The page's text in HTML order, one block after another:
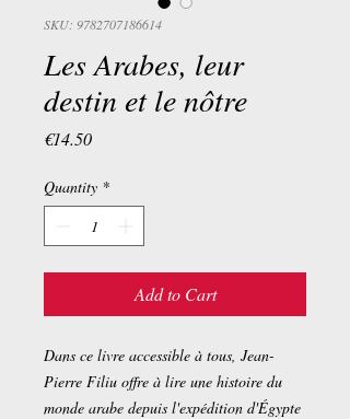
SKU: 9782707186614
Les Arabes, leur
destin et le nôtre
€14.50Price
Quantity *
Add to Cart
Dans ce livre accessible à tous, Jean-
Pierre Filiu offre à lire une histoire du
monde arabe depuis l'expédition d'Égypte